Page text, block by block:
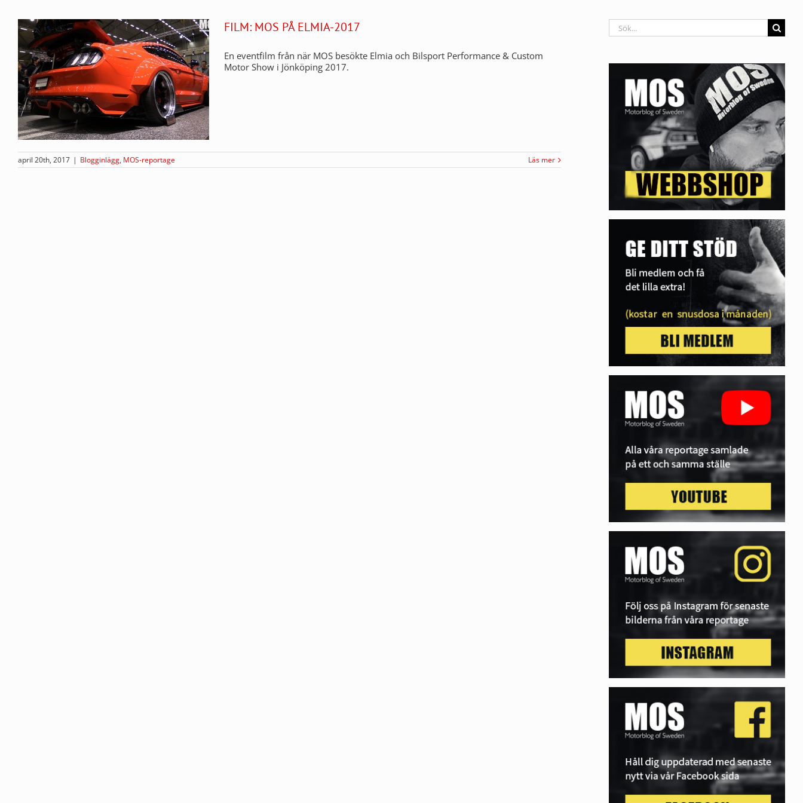
FILM: MOS PÅ ELMIA-2017
En eventfilm från när MOS besökte Elmia och Bilsport Performance & Custom
Motor Show i Jönköping 2017.
april 20th, 2017 | Blogginlägg, MOS-reportage Läs mer
Sök
efter: